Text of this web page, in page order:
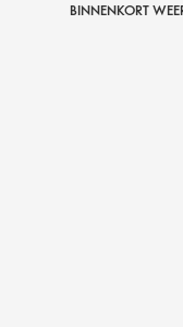
BINNENKORT